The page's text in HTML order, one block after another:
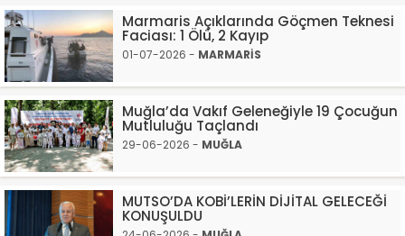
Marmaris Açıklarında Göçmen Teknesi
Faciası: 1 Ölü, 2 Kayıp
01-07-2026 - MARMARİS
Muğla’da Vakıf Geleneğiyle 19 Çocuğun
Mutluluğu Taçlandı
29-06-2026 - MUĞLA
MUTSO’DA KOBİ’LERİN DİJİTAL GELECEĞİ
KONUŞULDU